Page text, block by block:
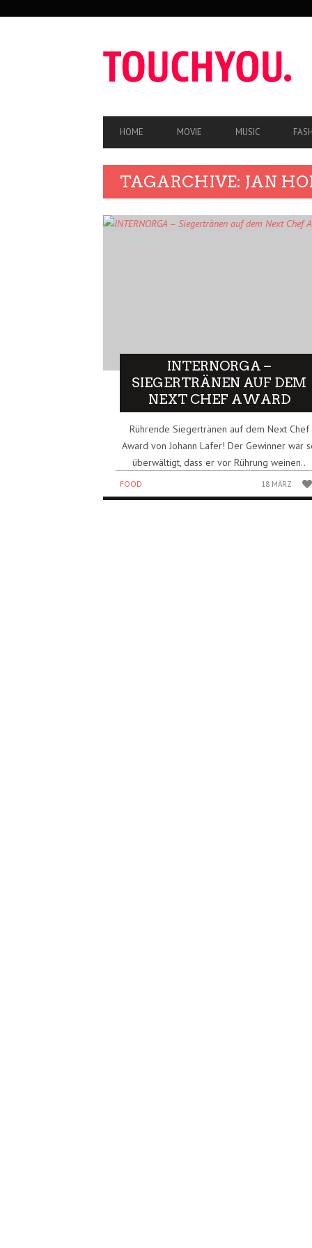
HAUPT-
NAVIGATION
HOME MOVIE MUSIC
TAGARCHIVE: JAN
INTERNORGA –
SIEGERTRÄNEN AUF DEM
NEXT CHEF AWARD
Rührende Siegertränen auf dem Next Chef
Award von Johann Lafer! Der Gewinner war
überwältigt, dass er vor Rührung weinen..
FOOD 18 MÄRZ